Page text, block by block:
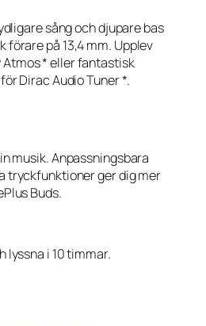
sång och djupare bas
förare på 13,4 mm. Upplev
* eller fantastisk
Dirac Audio Tuner *.
musik. Anpassningsbara
tryckfunktioner ger dig mer
Buds.
lyssna i 10 timmar.